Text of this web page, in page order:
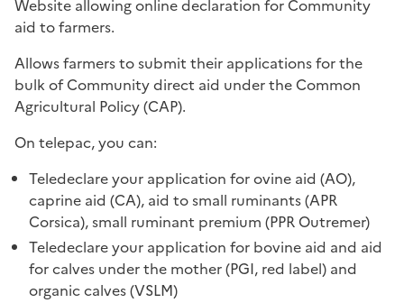
Website allowing online declaration for Community
aid to farmers.
Allows farmers to submit their applications for the
bulk of Community direct aid under the Common
Agricultural Policy (CAP).
On telepac, you can:
Teledeclare your application for ovine aid (AO),
caprine aid (CA), aid to small ruminants (APR
Corsica), small ruminant premium (PPR Outremer)
Teledeclare your application for bovine aid and aid
for calves under the mother (PGI, red label) and
organic calves (VSLM)